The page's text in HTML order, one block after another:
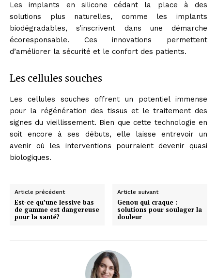
Les implants en silicone cédant la place à des
solutions plus naturelles, comme les implants
biodégradables, s’inscrivent dans une démarche
écoresponsable. Ces innovations permettent
d’améliorer la sécurité et le confort des patients.
Les cellules souches
Les cellules souches offrent un potentiel immense
pour la régénération des tissus et le traitement des
signes du vieillissement. Bien que cette technologie en
soit encore à ses débuts, elle laisse entrevoir un
avenir où les interventions pourraient devenir quasi
biologiques.
Article précédent
Est-ce qu’une lessive bas
de gamme est dangereuse
pour la santé?
Article suivant
Genou qui craque :
solutions pour soulager la
douleur